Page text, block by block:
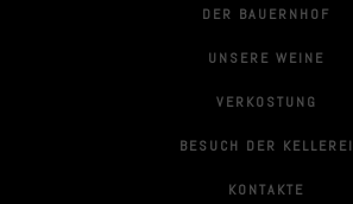
DER BAUERNHOF
UNSERE WEINE
VERKOSTUNG
BESUCH DER KELLEREI
KONTAKTE